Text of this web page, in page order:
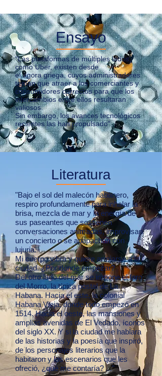
Ensayo
"Las plataformas de múltiples lados,
como Uber, existen desde
el ágora griega, cuyos administradores
tenían que atraer a los comerciantes y
consumidores correctos para que los
intercambios entre ellos resultaran
valiosos.
Sin embargo, los avances tecnológicos
recientes las han propulsado".
Literatura
"Bajo el sol del malecón habanero,
respiro profundamente para inhalar la
brisa, mezcla de mar y la energía de
sus paseantes que sostienen
conversaciones animadas, improvisan
un concierto o se apapachan con
lujuria.
Mi cuerpo vibra y quiere arrojarse a la
ciudad. ¿Por dónde empezar?
Del otro lado del mar se impone el faro
del Morro, la típica postal de La
Habana. Hacia el este, la colonial
Habana Vieja, donde todo empezó en
1514. Hacia el oeste, las mansiones y
amplias avenidas de El Vedado, íconos
del siglo XX. Y si la ciudad me hablara
de las historias y la poesía que inspiró,
de los personajes literarios que la
habitaron y los escenarios que les
ofreció, ¿qué me contaría? ..."